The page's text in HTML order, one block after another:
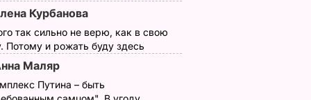
Курбанова
так сильно не верю, как в свою
Потому и рожать буду здесь
Маляр
Путина – быть